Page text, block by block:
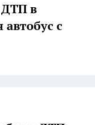
ДТП в
автобус с